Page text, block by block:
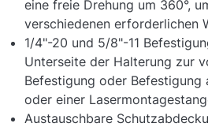
eine freie Drehung um 360°,
verschiedenen erforderlichen
1/4"-20 und 5/8"-11
Unterseite der Halterung zur
Befestigung oder Befestigung
oder einer
Austauschbare